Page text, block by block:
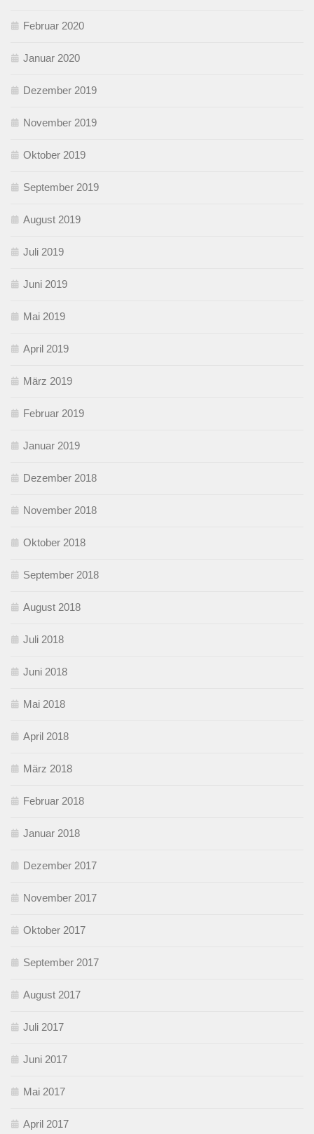
Februar 2020
Januar 2020
Dezember 2019
November 2019
Oktober 2019
September 2019
August 2019
Juli 2019
Juni 2019
Mai 2019
April 2019
März 2019
Februar 2019
Januar 2019
Dezember 2018
November 2018
Oktober 2018
September 2018
August 2018
Juli 2018
Juni 2018
Mai 2018
April 2018
März 2018
Februar 2018
Januar 2018
Dezember 2017
November 2017
Oktober 2017
September 2017
August 2017
Juli 2017
Juni 2017
Mai 2017
April 2017